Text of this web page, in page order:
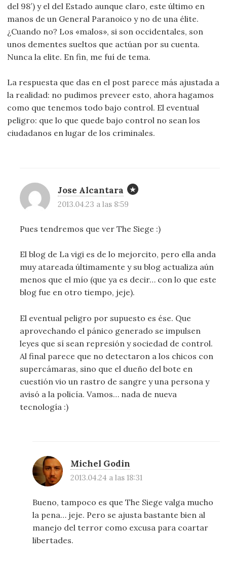
del 98′) y el del Estado aunque claro, este último en
manos de un General Paranoico y no de una élite.
¿Cuando no? Los «malos», si son occidentales, son
unos dementes sueltos que actúan por su cuenta.
Nunca la elite. En fin, me fuí de tema.
La respuesta que das en el post parece más ajustada a
la realidad: no pudimos preveer esto, ahora hagamos
como que tenemos todo bajo control. El eventual
peligro: que lo que quede bajo control no sean los
ciudadanos en lugar de los criminales.
Jose Alcantara
2013.04.23 a las 8:59
Pues tendremos que ver The Siege :)
El blog de La vigi es de lo mejorcito, pero ella anda
muy atareada últimamente y su blog actualiza aún
menos que el mío (que ya es decir… con lo que este
blog fue en otro tiempo, jeje).
El eventual peligro por supuesto es ése. Que
aprovechando el pánico generado se impulsen
leyes que sí sean represión y sociedad de control.
Al final parece que no detectaron a los chicos con
supercámaras, sino que el dueño del bote en
cuestión vio un rastro de sangre y una persona y
avisó a la policía. Vamos… nada de nueva
tecnología :)
Michel Godin
2013.04.24 a las 18:31
Bueno, tampoco es que The Siege valga mucho
la pena… jeje. Pero se ajusta bastante bien al
manejo del terror como excusa para coartar
libertades.